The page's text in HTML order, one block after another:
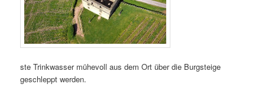
ste Trinkwasser mühevoll aus dem Ort über die Burgsteige
geschleppt werden.